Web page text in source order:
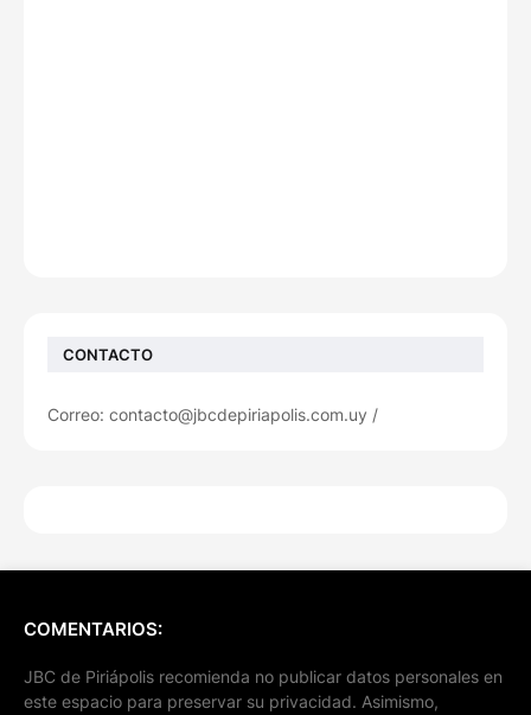
CONTACTO
Correo: contacto@jbcdepiriapolis.com.uy /
COMENTARIOS:
JBC de Piriápolis recomienda no publicar datos personales en
este espacio para preservar su privacidad. Asimismo,